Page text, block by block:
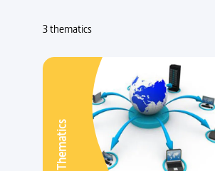
3 thematics
Thematics